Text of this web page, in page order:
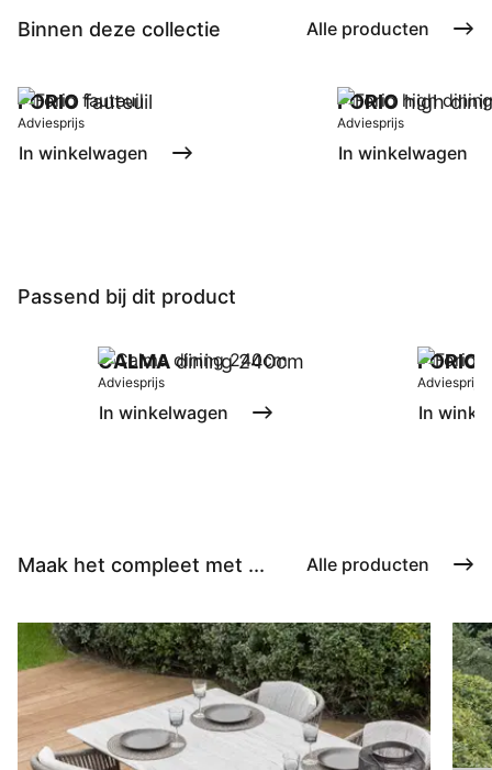
Binnen deze collectie Alle producten
FORIOfauteuil
Adviesprijs
In winkelwagen
FORIOhigh
Adviesprijs
In winkelwagen
Passend bij dit product
CALMAdining 240cm
Adviesprijs
In winkelwagen
FORIO
Adviesprijs
In
Maak het compleet met ... Alle producten